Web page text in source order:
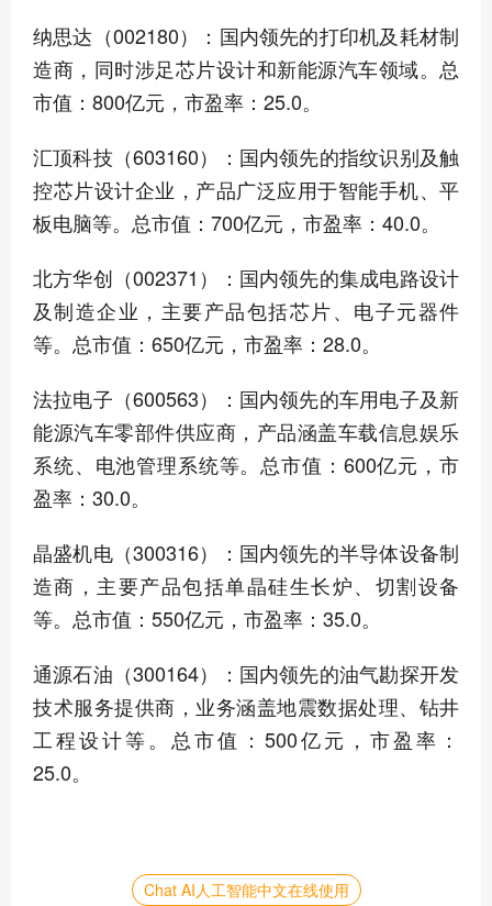
纳思达（002180）：国内领先的打印机及耗材制
造商，同时涉足芯片设计和新能源汽车领域。总
市值：800亿元，市盈率：25.0。
汇顶科技（603160）：国内领先的指纹识别及触
控芯片设计企业，产品广泛应用于智能手机、平
板电脑等。总市值：700亿元，市盈率：40.0。
北方华创（002371）：国内领先的集成电路设计
及制造企业，主要产品包括芯片、电子元器件
等。总市值：650亿元，市盈率：28.0。
法拉电子（600563）：国内领先的车用电子及新
能源汽车零部件供应商，产品涵盖车载信息娱乐
系统、电池管理系统等。总市值：600亿元，市
盈率：30.0。
晶盛机电（300316）：国内领先的半导体设备制
造商，主要产品包括单晶硅生长炉、切割设备
等。总市值：550亿元，市盈率：35.0。
通源石油（300164）：国内领先的油气勘探开发
技术服务提供商，业务涵盖地震数据处理、钻井
工程设计等。总市值：500亿元，市盈率：
25.0。
Chat AI人工智能中文在线使用